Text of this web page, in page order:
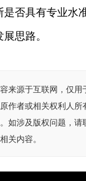
否具有专业水
思路。
来源于互联网，仅用
作者或相关权利人所
如涉及版权问题，
关内容。